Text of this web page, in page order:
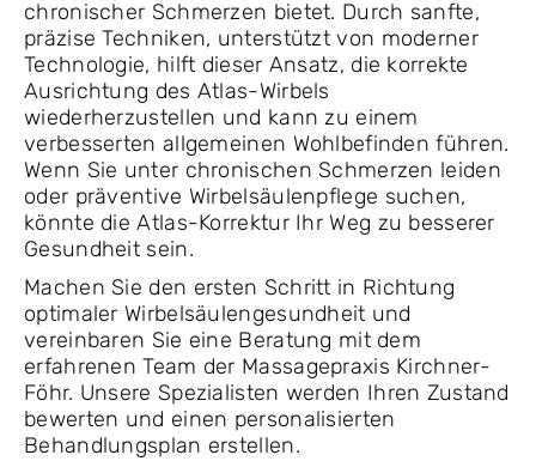
chronischer Schmerzen bietet. Durch sanfte,
präzise Techniken, unterstützt von moderner
Technologie, hilft dieser Ansatz, die korrekte
Ausrichtung des Atlas-Wirbels
wiederherzustellen und kann zu einem
verbesserten allgemeinen Wohlbefinden führen.
Wenn Sie unter chronischen Schmerzen leiden
oder präventive Wirbelsäulenpflege suchen,
könnte die Atlas-Korrektur Ihr Weg zu besserer
Gesundheit sein.
Machen Sie den ersten Schritt in Richtung
optimaler Wirbelsäulengesundheit und
vereinbaren Sie eine Beratung mit dem
erfahrenen Team der Massagepraxis Kirchner-
Föhr. Unsere Spezialisten werden Ihren Zustand
bewerten und einen personalisierten
Behandlungsplan erstellen.